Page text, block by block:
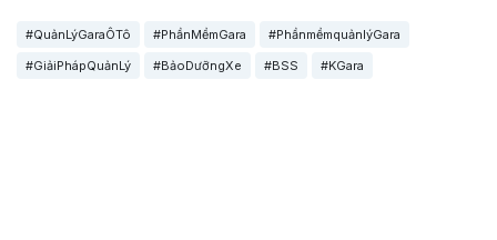
#QuảnLýGaraÔTô #PhầnMềmGara
#PhầnmềmquảnlýGara
#GiảiPhápQuảnLý
#BảoDưỡngXe #BSS #KGara